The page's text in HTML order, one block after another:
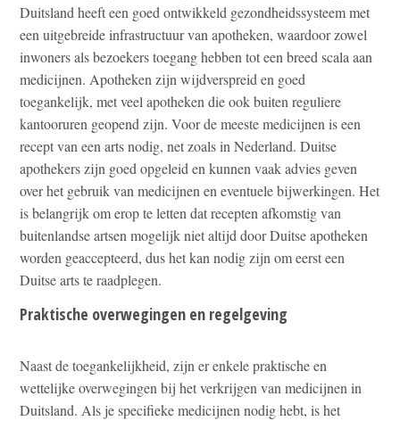
Duitsland heeft een goed ontwikkeld gezondheidssysteem met
een uitgebreide infrastructuur van apotheken, waardoor zowel
inwoners als bezoekers toegang hebben tot een breed scala aan
medicijnen. Apotheken zijn wijdverspreid en goed
toegankelijk, met veel apotheken die ook buiten reguliere
kantooruren geopend zijn. Voor de meeste medicijnen is een
recept van een arts nodig, net zoals in Nederland. Duitse
apothekers zijn goed opgeleid en kunnen vaak advies geven
over het gebruik van medicijnen en eventuele bijwerkingen. Het
is belangrijk om erop te letten dat recepten afkomstig van
buitenlandse artsen mogelijk niet altijd door Duitse apotheken
worden geaccepteerd, dus het kan nodig zijn om eerst een
Duitse arts te raadplegen.
Praktische overwegingen en regelgeving
Naast de toegankelijkheid, zijn er enkele praktische en
wettelijke overwegingen bij het verkrijgen van medicijnen in
Duitsland. Als je specifieke medicijnen nodig hebt, is het